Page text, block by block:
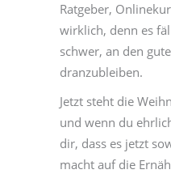
Ratgeber,
wirklich, denn es
schwer, an den
dranzubleiben.
Jetzt steht die
und wenn du
dir, dass es jetzt
macht auf die